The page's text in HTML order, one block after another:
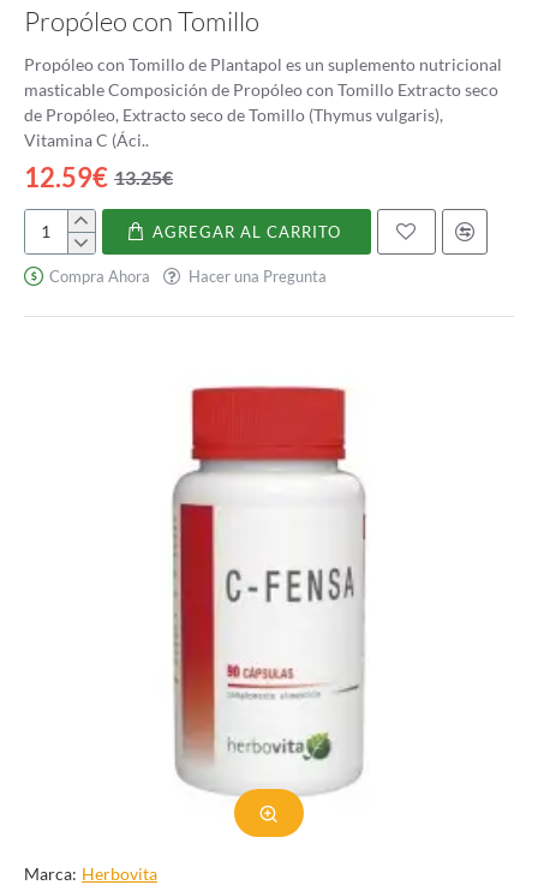
Propóleo con Tomillo
Propóleo con Tomillo de Plantapol es un suplemento nutricional
masticable Composición de Propóleo con Tomillo Extracto seco
de Propóleo, Extracto seco de Tomillo (Thymus vulgaris),
Vitamina C (Áci..
12.59€ 13.25€
Propóleo
con
Tomillo
AGREGAR AL CARRITO
Compra Ahora Hacer una Pregunta
Marca: Herbovita